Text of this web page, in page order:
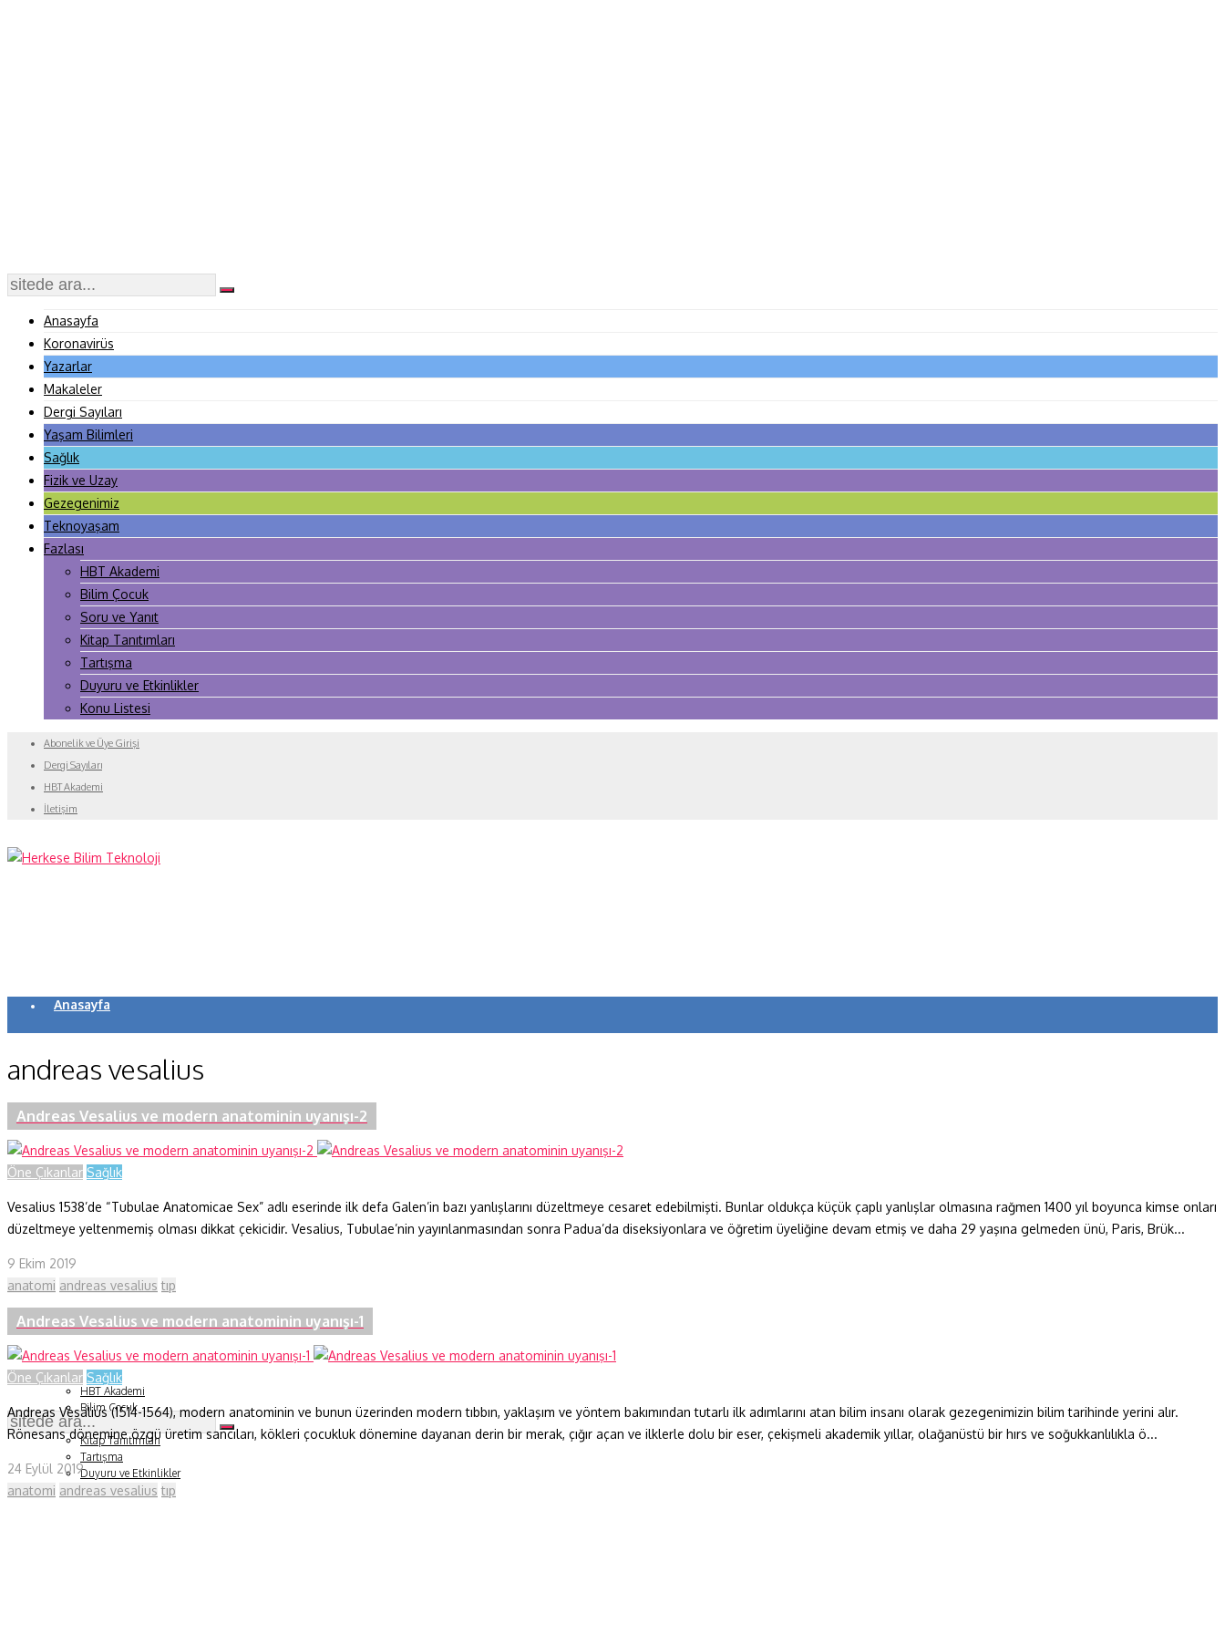
Anasayfa
Koronavirüs
Yazarlar
Makaleler
Dergi Sayıları
Yaşam Bilimleri
Sağlık
Fizik ve Uzay
Gezegenimiz
Teknoyaşam
Fazlası
HBT Akademi
Bilim Çocuk
Soru ve Yanıt
Kitap Tanıtımları
Tartışma
Duyuru ve Etkinlikler
Konu Listesi
Abonelik ve Üye Girişi
Dergi Sayıları
HBT Akademi
İletişim
Anasayfa
Yazarlar
Makaleler
Dergi Sayıları
Sağlık
Fizik ve Uzay
Gezegenimiz
Teknoyaşam
Fazlası
HBT Akademi
Bilim Çocuk
Soru ve Yanıt
Kitap Tanıtımları
Tartışma
Duyuru ve Etkinlikler
Konu Listesi
andreas vesalius
Andreas Vesalius ve modern anatominin uyanışı-2
Öne Çıkanlar Sağlık
Vesalius 1538’de “Tubulae Anatomicae Sex” adlı eserinde ilk defa Galen’in bazı yanlışlarını düzeltmeye cesaret edebilmişti. Bunlar oldukça küçük çaplı yanlışlar olmasına rağmen 1400 yıl boyunca kimse onları
düzeltmeye yeltenmemiş olması dikkat çekicidir. Vesalius, Tubulae’nin yayınlanmasından sonra Padua’da diseksiyonlara ve öğretim üyeliğine devam etmiş ve daha 29 yaşına gelmeden ünü, Paris, Brük...
9 Ekim 2019
anatomi andreas vesalius tıp
Andreas Vesalius ve modern anatominin uyanışı-1
Öne Çıkanlar Sağlık
Andreas Vesalius (1514-1564), modern anatominin ve bunun üzerinden modern tıbbın, yaklaşım ve yöntem bakımından tutarlı ilk adımlarını atan bilim insanı olarak gezegenimizin bilim tarihinde yerini alır.
Rönesans dönemine özgü üretim sancıları, kökleri çocukluk dönemine dayanan derin bir merak, çığır açan ve ilklerle dolu bir eser, çekişmeli akademik yıllar, olağanüstü bir hırs ve soğukkanlılıkla ö...
24 Eylül 2019
anatomi andreas vesalius tıp